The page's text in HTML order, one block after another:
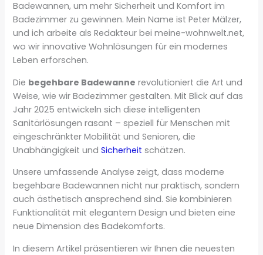
Badewannen, um mehr Sicherheit und Komfort im
Badezimmer zu gewinnen. Mein Name ist Peter Mälzer,
und ich arbeite als Redakteur bei meine-wohnwelt.net,
wo wir innovative Wohnlösungen für ein modernes
Leben erforschen.
Die begehbare Badewanne revolutioniert die Art und
Weise, wie wir Badezimmer gestalten. Mit Blick auf das
Jahr 2025 entwickeln sich diese intelligenten
Sanitärlösungen rasant – speziell für Menschen mit
eingeschränkter Mobilität und Senioren, die
Unabhängigkeit undSicherheit schätzen.
Unsere umfassende Analyse zeigt, dass moderne
begehbare Badewannen nicht nur praktisch, sondern
auch ästhetisch ansprechend sind. Sie kombinieren
Funktionalität mit elegantem Design und bieten eine
neue Dimension des Badekomforts.
In diesem Artikel präsentieren wir Ihnen die neuesten